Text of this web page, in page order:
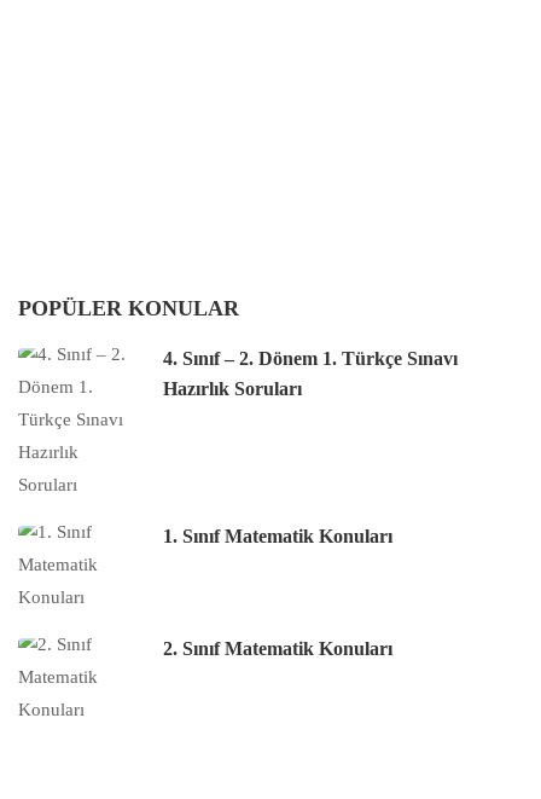
POPÜLER KONULAR
4. Sınıf – 2. Dönem 1. Türkçe Sınavı
Hazırlık Soruları
1. Sınıf Matematik Konuları
2. Sınıf Matematik Konuları